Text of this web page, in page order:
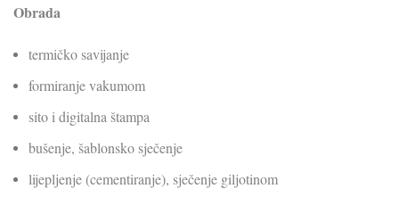
Obrada
termičko savijanje
formiranje vakumom
sito i digitalna štampa
bušenje, šablonsko sječenje
lijepljenje (cementiranje), sječenje giljotinom